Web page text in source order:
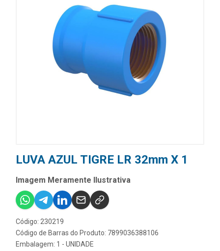
LUVA AZUL TIGRE LR 32mm X 1
Imagem Meramente Ilustrativa
Código: 230219
Código de Barras do Produto: 7899036388106
Embalagem: 1 - UNIDADE